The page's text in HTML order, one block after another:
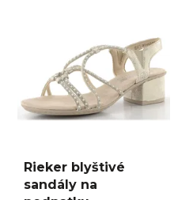
Rieker blyštivé
sandály na